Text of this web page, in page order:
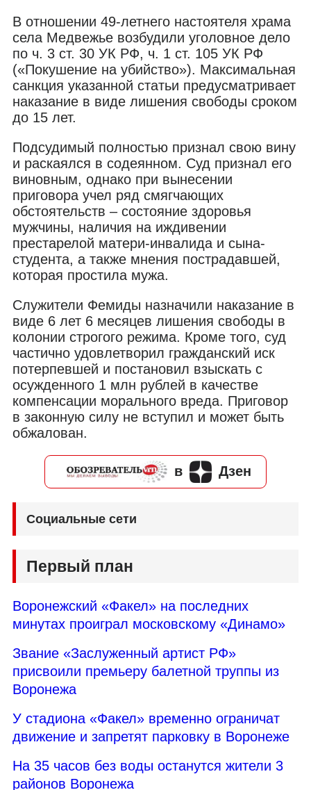
В отношении 49-летнего настоятеля храма
села Медвежье возбудили уголовное дело
по ч. 3 ст. 30 УК РФ, ч. 1 ст. 105 УК РФ
(«Покушение на убийство»). Максимальная
санкция указанной статьи предусматривает
наказание в виде лишения свободы сроком
до 15 лет.
Подсудимый полностью признал свою вину
и раскаялся в содеянном. Суд признал его
виновным, однако при вынесении
приговора учел ряд смягчающих
обстоятельств – состояние здоровья
мужчины, наличия на иждивении
престарелой матери-инвалида и сына-
студента, а также мнения пострадавшей,
которая простила мужа.
Служители Фемиды назначили наказание в
виде 6 лет 6 месяцев лишения свободы в
колонии строгого режима. Кроме того, суд
частично удовлетворил гражданский иск
потерпевшей и постановил взыскать с
осужденного 1 млн рублей в качестве
компенсации морального вреда. Приговор
в законную силу не вступил и может быть
обжалован.
в Дзен
Социальные сети
Первый план
Воронежский «Факел» на последних
минутах проиграл московскому «Динамо»
Звание «Заслуженный артист РФ»
присвоили премьеру балетной труппы из
Воронежа
У стадиона «Факел» временно ограничат
движение и запретят парковку в Воронеже
На 35 часов без воды останутся жители 3
районов Воронежа